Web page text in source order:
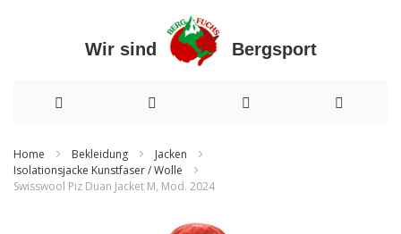
Wir sind Bergsport
zum
Home Bekleidung
Jacken
Isolationsjacke Kunstfaser / Wolle
Swisswool Piz Duan Jacket M, Mod. 2024